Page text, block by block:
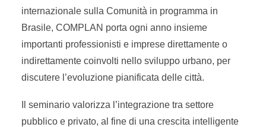
internazionale sulla Comunità in programma in
Brasile, COMPLAN porta ogni anno insieme
importanti professionisti e imprese direttamente o
indirettamente coinvolti nello sviluppo urbano, per
discutere l’evoluzione pianificata delle città.
Il seminario valorizza l’integrazione tra settore
pubblico e privato, al fine di una crescita intelligente